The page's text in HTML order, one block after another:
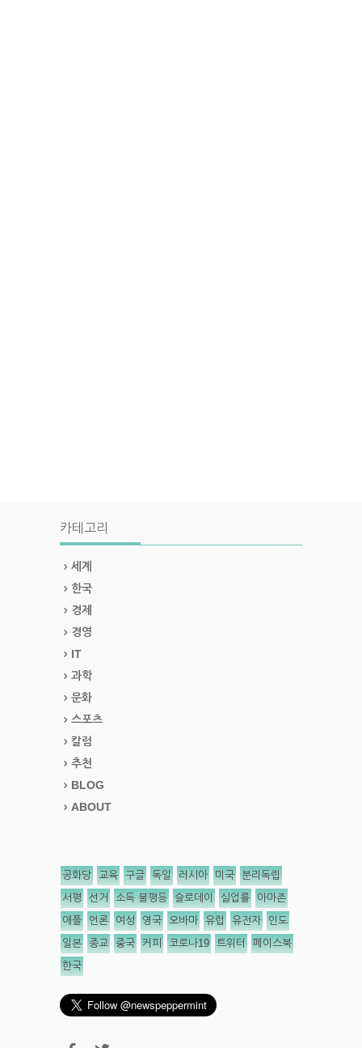
카테고리
세계
한국
경제
경영
IT
과학
문화
스포츠
칼럼
추천
BLOG
ABOUT
공화당 교육 구글 독일 러시아 미국 분리독립
서평 선거 소득 불평등 슬로데이 실업률 아마존
애플 언론 여성 영국 오바마 유럽 유전자 인도
일본 종교 중국 커피 코로나19 트위터 페이스북
한국